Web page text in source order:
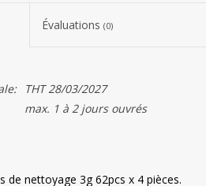
Évaluations (0)
THT 28/03/2027
max. 1 à 2 jours ouvrés
de nettoyage 3g 62pcs x 4 pièces.